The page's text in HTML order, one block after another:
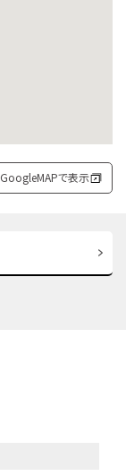
GoogleMAPで表示